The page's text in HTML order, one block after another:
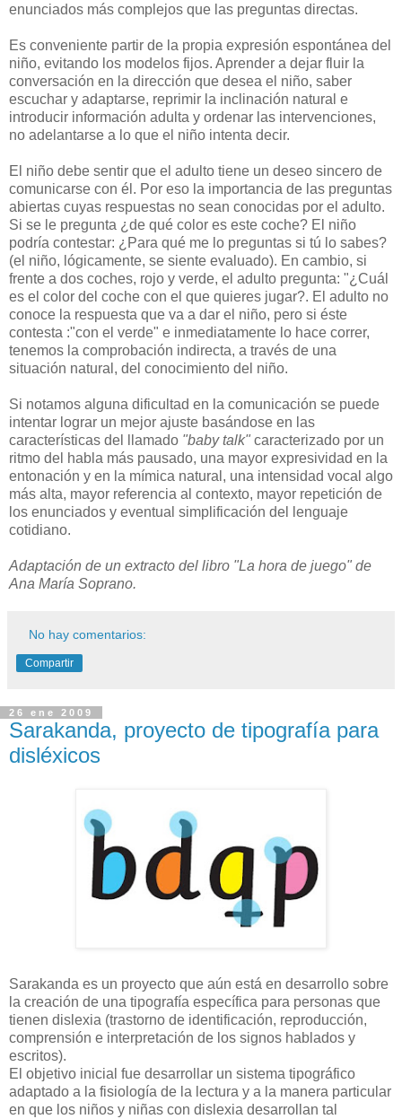
enunciados más complejos que las preguntas directas.
Es conveniente partir de la propia expresión espontánea del
niño, evitando los modelos fijos. Aprender a dejar fluir la
conversación en la dirección que desea el niño, saber
escuchar y adaptarse, reprimir la inclinación natural e
introducir información adulta y ordenar las intervenciones,
no adelantarse a lo que el niño intenta decir.
El niño debe sentir que el adulto tiene un deseo sincero de
comunicarse con él. Por eso la importancia de las preguntas
abiertas cuyas respuestas no sean conocidas por el adulto.
Si se le pregunta ¿de qué color es este coche? El niño
podría contestar: ¿Para qué me lo preguntas si tú lo sabes?
(el niño, lógicamente, se siente evaluado). En cambio, si
frente a dos coches, rojo y verde, el adulto pregunta: "¿Cuál
es el color del coche con el que quieres jugar?. El adulto no
conoce la respuesta que va a dar el niño, pero si éste
contesta :"con el verde" e inmediatamente lo hace correr,
tenemos la comprobación indirecta, a través de una
situación natural, del conocimiento del niño.
Si notamos alguna dificultad en la comunicación se puede
intentar lograr un mejor ajuste basándose en las
características del llamado "baby talk" caracterizado por un
ritmo del habla más pausado, una mayor expresividad en la
entonación y en la mímica natural, una intensidad vocal algo
más alta, mayor referencia al contexto, mayor repetición de
los enunciados y eventual simplificación del lenguaje
cotidiano.
Adaptación de un extracto del libro "La hora de juego" de
Ana María Soprano.
No hay comentarios:
Compartir
26 ene 2009
Sarakanda, proyecto de tipografía para
disléxicos
Sarakanda es un proyecto que aún está en desarrollo sobre
la creación de una tipografía específica para personas que
tienen dislexia (trastorno de identificación, reproducción,
comprensión e interpretación de los signos hablados y
escritos).
El objetivo inicial fue desarrollar un sistema tipográfico
adaptado a la fisiología de la lectura y a la manera particular
en que los niños y niñas con dislexia desarrollan tal